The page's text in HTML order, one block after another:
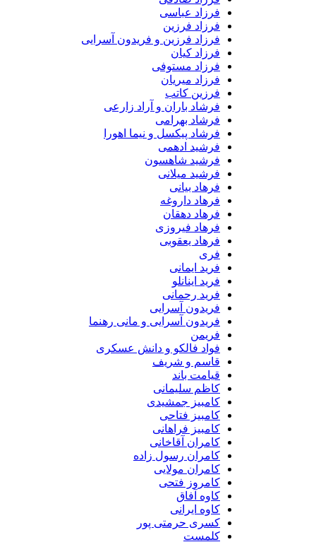
فرزاد عباسی
فرزاد فرزین
فرزاد فرزین و فریدون آسرایی
فرزاد کیان
فرزاد مستوفی
فرزاد میریان
فرزین کاتب
فرشاد باران و آراد زارعی
فرشاد بهرامی
فرشاد پیکسل و نیما اهورا
فرشید ادهمی
فرشید شاهسون
فرشید میلانی
فرهاد بیانی
فرهاد داروغه
فرهاد دهقان
فرهاد فیروزی
فرهاد یعقوبی
فری
فرید ایمانی
فرید اینانلو
فرید رحمانی
فریدون آسرایی
فریدون آسرایی و مانی رهنما
فریمن
فواد فالکو و دانش عسکری
قاسم و شریف
قیامت باند
کاظم سلیمانی
کامبیز جمشیدی
کامبیز فتاحی
کامبیز فراهانی
کامران آقاخانی
کامران رسول زاده
کامران مولایی
کامروز فتحی
کاوه آفاق
کاوه ایرانی
کسری حرمتی پور
کلمست